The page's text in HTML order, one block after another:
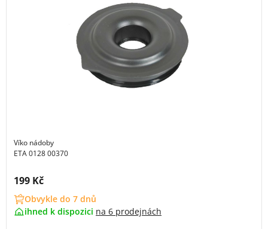
Víko nádoby
ETA 0128 00370
Cena s DPH:
199 Kč
Obvykle do 7 dnů
ihned k dispozici na 6 prodejnách